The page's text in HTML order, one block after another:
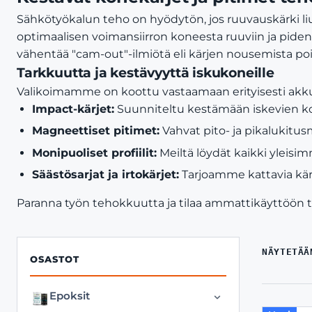
Sähkötyökalun teho on hyödytön, jos ruuvauskärki
optimaalisen voimansiirron koneesta ruuviin ja
vähentää "cam-out"-ilmiötä eli kärjen nousemista
Tarkkuutta ja kestävyyttä iskukoneille
Valikoimamme on koottu vastaamaan erityisesti
Impact-kärjet: Suunniteltu kestämään iskevien
Magneettiset pitimet: Vahvat pito- ja
Monipuoliset profiilit: Meiltä löydät kaikki
Säästösarjat ja irtokärjet: Tarjoamme kattavia
Paranna työn tehokkuutta ja tilaa
OSASTOT
Epoksit